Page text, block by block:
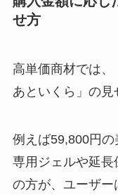
せ方
高単価商材では
あといくら」の見
例えば59,800円
専用ジェルや延長
の方が、ユーザ